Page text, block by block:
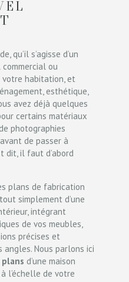
qu’il s’agisse d’un
ou
votre habitation, et
esthétique,
avez déjà quelques
certains matériaux
photographies
de passer à
dit, il faut d’abord
plans de fabrication
simplement d’une
intégrant
de vos meubles,
précises et
Nous parlons ici
d’une maison
l’échelle de votre